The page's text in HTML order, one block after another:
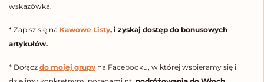
wskazówka.
* Zapisz się na Kawowe Listy, i zyskaj dostęp do bonusowych
artykułów.
* Dołącz do mojej grupy na Facebooku, w której wspieramy się i